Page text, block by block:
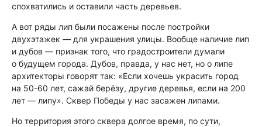
спохватились и оставили часть деревьев.
А вот ряды лип были посажены после постройки
двухэтажек — для украшения улицы. Вообще наличие лип
и дубов — признак того, что градостроители думали
о будущем города. Дубов, правда, у нас нет, но о липе
архитекторы говорят так: «Если хочешь украсить город
на 50-60 лет, сажай берёзу, другие деревья, если на 200
лет — липу». Сквер Победы у нас засажен липами.
Но территория этого сквера долгое время, по сути,